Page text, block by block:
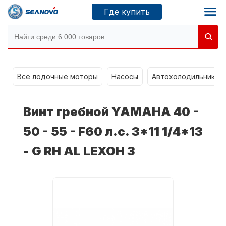
Где купить
Новосибирск
Моторы SEANOVO
Все лодочные моторы Насосы Автохолодильники
Винт гребной YAMAHA 40 -
50 - 55 - F60 л.с. 3*11 1/4*13
- G RH AL LEXOH 3